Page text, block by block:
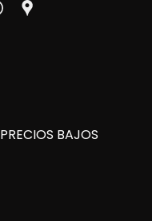
PRECIOS BAJOS